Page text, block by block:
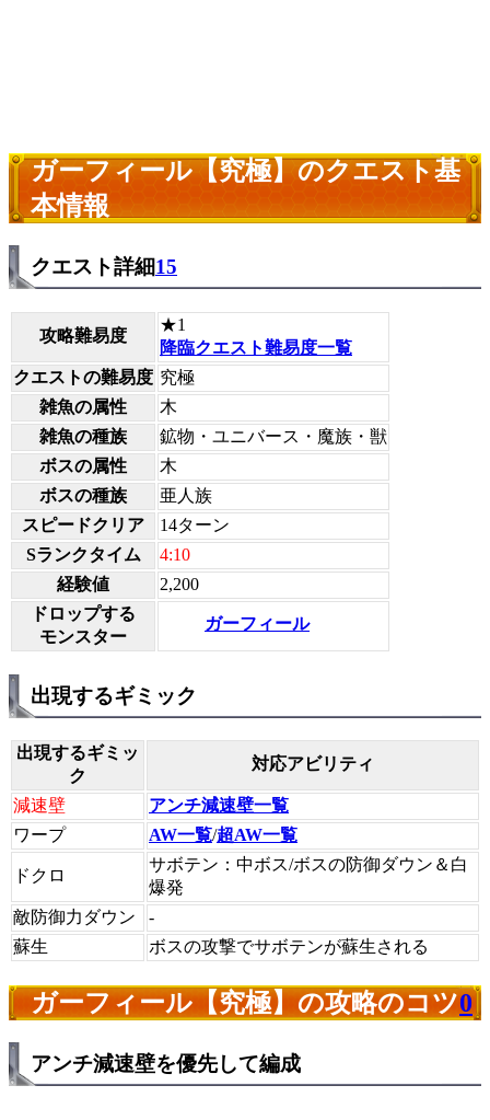
ガーフィール【究極】のクエスト基
本情報
クエスト詳細15
攻略難易度
★1
降臨クエスト難易度一覧
クエストの難易度 究極
雑魚の属性
木
雑魚の種族
鉱物・ユニバース・魔族・獣
ボスの属性
木
ボスの種族
亜人族
スピードクリア
14ターン
Sランクタイム
4:10
経験値
2,200
ドロップする
モンスター
ガーフィール
出現するギミック
出現するギミッ
ク
対応アビリティ
減速壁
アンチ減速壁一覧
ワープ
AW一覧/超AW一覧
ドクロ
サボテン：中ボス/ボスの防御ダウン＆白
爆発
敵防御力ダウン
-
蘇生
ボスの攻撃でサボテンが蘇生される
ガーフィール【究極】の攻略のコツ0
アンチ減速壁を優先して編成